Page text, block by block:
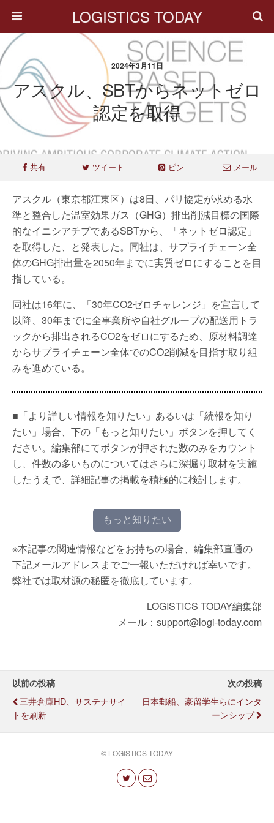
LOGISTICS TODAY
2024年3月11日
アスクル、SBTからネットゼロ
認定を取得
共有 ツイート ピン メール
アスクル（東京都江東区）は8日、パリ協定が求める⽔
準と整合した温室効果ガス（GHG）排出削減⽬標の国際
的なイニシアチブであるSBTから、「ネットゼロ認定」
を取得した、と発表した。同社は、サプライチェーン全
体のGHG排出量を2050年までに実質ゼロにすることを目
指している。
同社は16年に、「30年CO2ゼロチャレンジ」を宣言して
以降、30年までに全事業所や自社グループの配送用トラ
ックから排出されるCO2をゼロにするため、原材料調達
からサプライチェーン全体でのCO2削減を目指す取り組
みを進めている。
■「より詳しい情報を知りたい」あるいは「続報を知り
たい」場合、下の「もっと知りたい」ボタンを押してく
ださい。編集部にてボタンが押された数のみをカウント
し、件数の多いものについてはさらに深掘り取材を実施
したうえで、詳細記事の掲載を積極的に検討します。
もっと知りたい
※本記事の関連情報などをお持ちの場合、編集部直通の
下記メールアドレスまでご一報いただければ幸いです。
弊社では取材源の秘匿を徹底しています。
LOGISTICS TODAY編集部
メール：support@logi-today.com
以前の投稿
三井倉庫HD、サステナサイ
トを刷新
次の投稿
日本郵船、豪留学生らにインタ
ーンシップ
© LOGISTICS TODAY